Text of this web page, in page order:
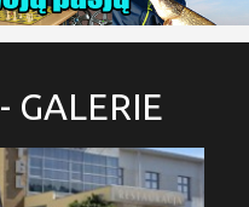
- GALERIE